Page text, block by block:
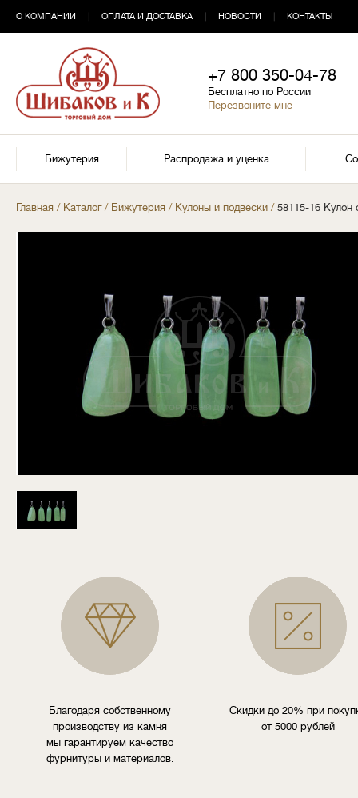
О КОМПАНИИ ОПЛАТА И ДОСТАВКА НОВОСТИ КОНТАКТЫ
+7 800 350-04-78
Бесплатно по России
Перезвоните мне
Бижутерия Распродажа и уценка
Главная / Каталог/ Бижутерия / Кулоны и подвески / 58115-16 Кулон
Благодаря собственному
производству из камня
мы гарантируем качество
фурнитуры и материалов.
Скидки до 20% при
от 5000 рублей